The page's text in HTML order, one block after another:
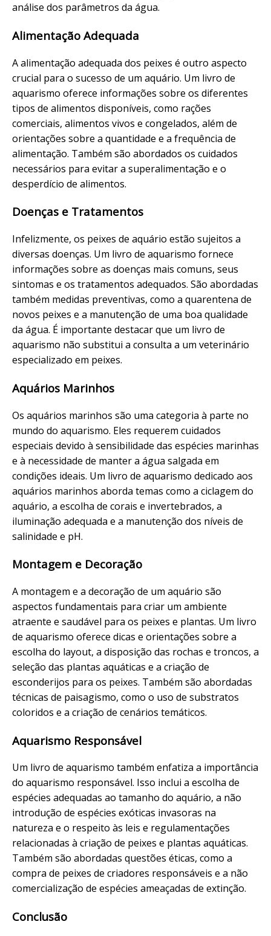
análise dos parâmetros da água.
Alimentação Adequada
A alimentação adequada dos peixes é outro aspecto
crucial para o sucesso de um aquário. Um livro de
aquarismo oferece informações sobre os diferentes
tipos de alimentos disponíveis, como rações
comerciais, alimentos vivos e congelados, além de
orientações sobre a quantidade e a frequência de
alimentação. Também são abordados os cuidados
necessários para evitar a superalimentação e o
desperdício de alimentos.
Doenças e Tratamentos
Infelizmente, os peixes de aquário estão sujeitos a
diversas doenças. Um livro de aquarismo fornece
informações sobre as doenças mais comuns, seus
sintomas e os tratamentos adequados. São abordadas
também medidas preventivas, como a quarentena de
novos peixes e a manutenção de uma boa qualidade
da água. É importante destacar que um livro de
aquarismo não substitui a consulta a um veterinário
especializado em peixes.
Aquários Marinhos
Os aquários marinhos são uma categoria à parte no
mundo do aquarismo. Eles requerem cuidados
especiais devido à sensibilidade das espécies marinhas
e à necessidade de manter a água salgada em
condições ideais. Um livro de aquarismo dedicado aos
aquários marinhos aborda temas como a ciclagem do
aquário, a escolha de corais e invertebrados, a
iluminação adequada e a manutenção dos níveis de
salinidade e pH.
Montagem e Decoração
A montagem e a decoração de um aquário são
aspectos fundamentais para criar um ambiente
atraente e saudável para os peixes e plantas. Um livro
de aquarismo oferece dicas e orientações sobre a
escolha do layout, a disposição das rochas e troncos, a
seleção das plantas aquáticas e a criação de
esconderijos para os peixes. Também são abordadas
técnicas de paisagismo, como o uso de substratos
coloridos e a criação de cenários temáticos.
Aquarismo Responsável
Um livro de aquarismo também enfatiza a importância
do aquarismo responsável. Isso inclui a escolha de
espécies adequadas ao tamanho do aquário, a não
introdução de espécies exóticas invasoras na
natureza e o respeito às leis e regulamentações
relacionadas à criação de peixes e plantas aquáticas.
Também são abordadas questões éticas, como a
compra de peixes de criadores responsáveis e a não
comercialização de espécies ameaçadas de extinção.
Conclusão